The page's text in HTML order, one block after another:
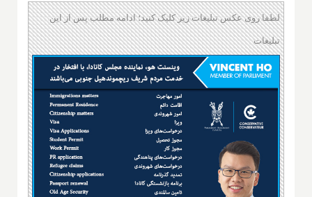
لطفا روی عکس تبلیغات زیر کلیک کنید؛ ادامه مطلب پس از این
تبلیغات